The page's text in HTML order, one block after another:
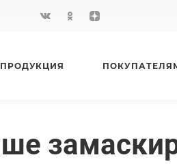
ПРОДУКЦИЯ